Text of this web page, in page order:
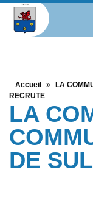
Accueil »
LA
RECRUTE
LA
DE